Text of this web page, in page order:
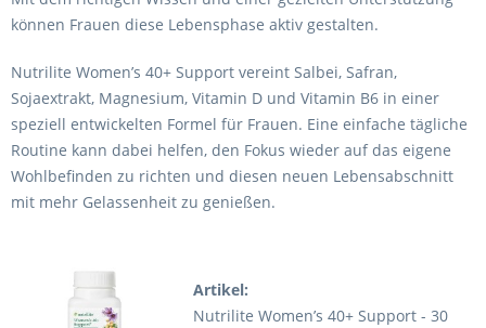
können Frauen diese Lebensphase aktiv gestalten.
Nutrilite Women’s 40+ Support vereint Salbei, Safran,
Sojaextrakt, Magnesium, Vitamin D und Vitamin B6 in einer
speziell entwickelten Formel für Frauen. Eine einfache tägliche
Routine kann dabei helfen, den Fokus wieder auf das eigene
Wohlbefinden zu richten und diesen neuen Lebensabschnitt
mit mehr Gelassenheit zu genießen.
Artikel:
Nutrilite Women’s 40+ Support - 30